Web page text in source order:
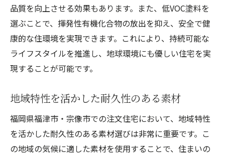
品質を向上させる効果もあります。また、低VOC塗料を
選ぶことで、揮発性有機化合物の放出を抑え、安全で健
康的な住環境を実現できます。これにより、持続可能な
ライフスタイルを推進し、地球環境にも優しい住宅を実
現することが可能です。
地域特性を活かした耐久性のある素材
福岡県福津市・宗像市での注文住宅において、地域特性
を活かした耐久性のある素材選びは非常に重要です。こ
の地域の気候に適した素材を使用することで、住まいの